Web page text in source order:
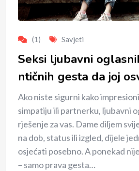
(1) Savjeti
Seksi ljubavni
ntičnih gesta da joj
Ako niste sigurni kako
simpatiju ili partnerku, ljubavni
rješenje za vas. Dame diljem
na dob, status ili izgled, dijele
osjećati posebno. A ponekad
– samo prava gesta…